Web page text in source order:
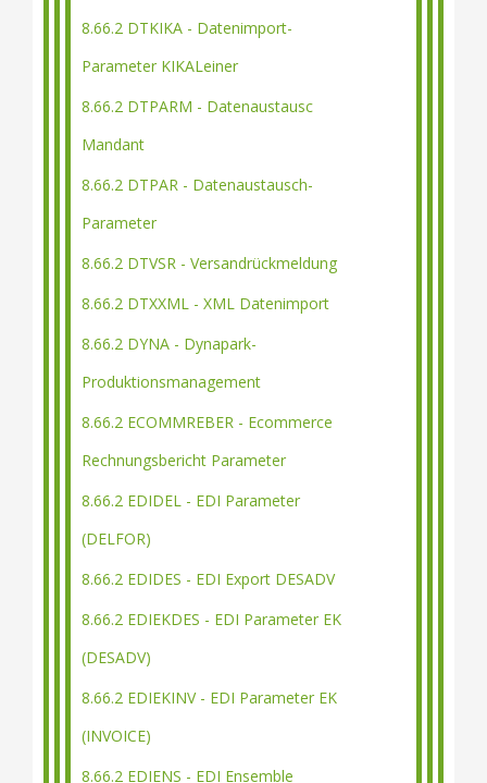
8.66.2 DTKIKA - Datenimport-
Parameter KIKALeiner
8.66.2 DTPARM - Datenaustausc
Mandant
8.66.2 DTPAR - Datenaustausch-
Parameter
8.66.2 DTVSR - Versandrückmeldung
8.66.2 DTXXML - XML Datenimport
8.66.2 DYNA - Dynapark-
Produktionsmanagement
8.66.2 ECOMMREBER - Ecommerce
Rechnungsbericht Parameter
8.66.2 EDIDEL - EDI Parameter
(DELFOR)
8.66.2 EDIDES - EDI Export DESADV
8.66.2 EDIEKDES - EDI Parameter EK
(DESADV)
8.66.2 EDIEKINV - EDI Parameter EK
(INVOICE)
8.66.2 EDIENS - EDI Ensemble